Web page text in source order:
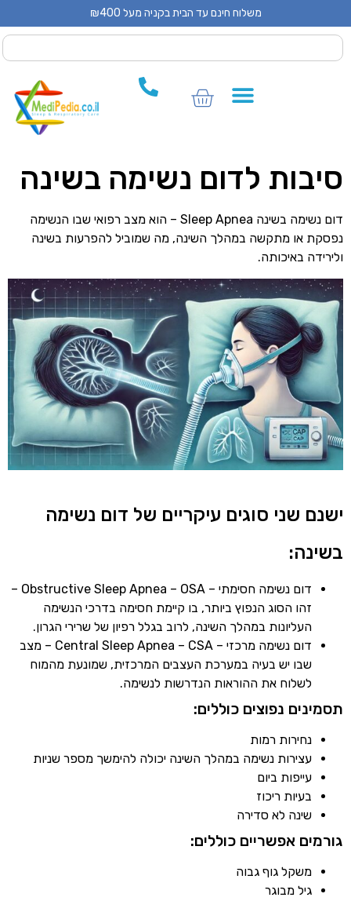
משלוח חינם עד הבית בקניה מעל ₪400
לדום נשימה בשינה
דום נשימה בשינה Sleep Apnea – הוא מצב רפואי שבו הנשימה
או מתקשה במהלך השינה, מה שמוביל להפרעות בשינה
באיכותה.
שני סוגים עיקריים של דום נשימה
דום נשימה חסימתי – Obstructive Sleep Apnea – OSA –
זהו הסוג הנפוץ ביותר, בו קיימת חסימה בדרכי הנשימה
העליונות במהלך השינה, לרוב בגלל רפיון של שרירי הגרון.
דום נשימה מרכזי – Central Sleep Apnea – CSA – מצב
שבו יש בעיה במערכת העצבים המרכזית, שמונעת מהמוח
לשלוח את ההוראות הנדרשות לנשימה.
נפוצים כוללים:
נחירות רמות
עצירות נשימה במהלך השינה יכולה להימשך מספר שניות
עייפות ביום
בעיות ריכוז
שינה לא סדירה
אפשריים כוללים:
משקל גוף גבוה
גיל מבוגר